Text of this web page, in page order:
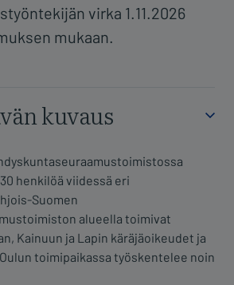
virka 1.11.2026
mukaan.
henkilöä viidessä eri
Suomen
alueella toimivat
Kainuun ja Lapin käräjäoikeudet ja
toimipaikassa työskentelee noin